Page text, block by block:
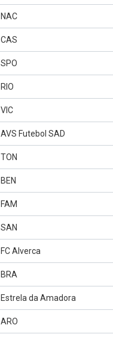
NAC
CAS
SPO
RIO
VIC
AVS Futebol SAD
TON
BEN
FAM
SAN
FC Alverca
BRA
Estrela da Amadora
ARO